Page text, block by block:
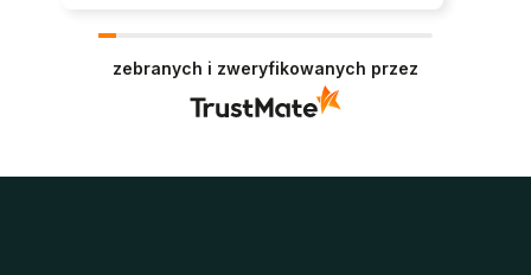
zebranych i zweryfikowanych przez